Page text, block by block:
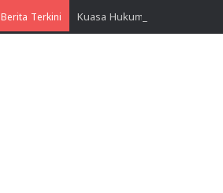
Berita Terkini